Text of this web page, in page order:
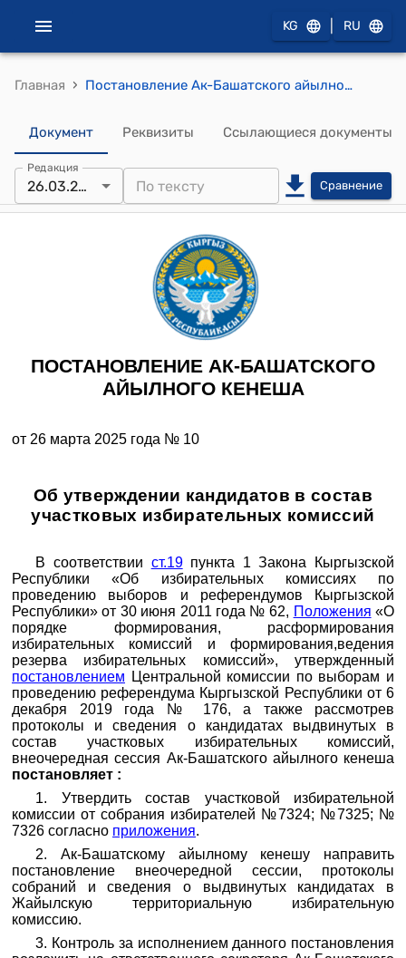
KG RU
Главная › Постановление Ак-Башатского айылного кенеша от 26 марта 2025 года № 10 "Об утверждении кандидатов в состав участковых избирательных комиссий"
Документ Реквизиты Ссылающиеся документы
Редакция
26.03.2025 Сравнение